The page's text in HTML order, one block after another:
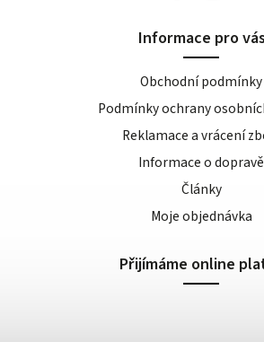
Informace pro
Obchodní podmínky
Podmínky ochrany
Reklamace a vrácení
Informace o dopravě
Články
Moje objednávka
Přijímáme online